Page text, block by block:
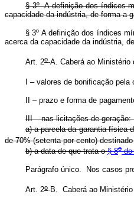
§ 3º A definição dos índices
capacidade da indústria, de forma
§ 3º A definição dos índices
acerca da capacidade da indústria,
Art. 2o-A. Caberá ao
I – valores de bonificação
II – prazo e forma de
III – nas licitações de geração:
a) a parcela da garantia física
de 70% (setenta por cento)
b) a data de que trata o§ 8odo
Parágrafo único. Nos casos
Art. 2o-B. Caberá ao